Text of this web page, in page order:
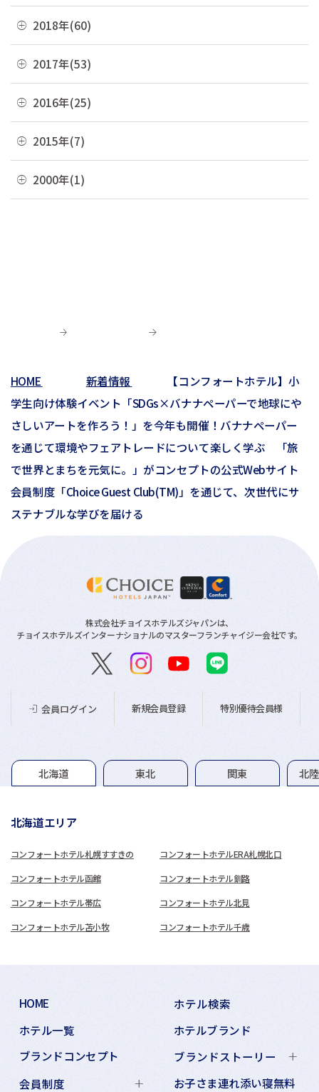
04月(4)
03月(7)
02月(10)
01月(4)
05月(9)
04月(5)
03月(8)
01月(6)
07月(4)
05月(10)
04月(2)
03月(8)
01月(3)
08月(4)
07月(10)
05月(6)
04月(2)
03月(7)
09月(5)
08月(4)
07月(8)
05月(8)
04月(10)
03月(12)
11月(8)
09月(4)
08月(4)
07月(5)
05月(7)
12月(7)
11月(9)
09月(6)
08月(2)
07月(5)
01月(4)
2018年(60)
12月(7)
11月(2)
09月(4)
08月(3)
07月(7)
01月(2)
2017年(53)
12月(2)
11月(4)
09月(1)
03月(6)
01月(3)
2016年(25)
12月(2)
11月(3)
02月(1)
2015年(7)
11月(1)
06月(6)
2000年(1)
HOME 新着情報
【コンフォートホテル】小
学生向け体験イベント「SDGs×バナナペーパーで地球にや
さしいアートを作ろう！」を今年も開催！バナナペーパー
を通じて環境やフェアトレードについて楽しく学ぶ 「旅
で世界とまちを元気に。」がコンセプトの公式Webサイト
会員制度「Choice Guest Club(TM)」を通じて、次世代にサ
ステナブルな学びを届ける
株式会社チョイスホテルズジャパンは、
チョイスホテルズインターナショナルのマスターフランチャイジー会社です。
会員ログイン 新規会員登録 特別優待会員様
グループホテル一覧
北海道 東北 関東 北
北海道エリア
コンフォートホテル札幌すすきの コンフォートホテルERA札幌北口
コンフォートホテル函館 コンフォートホテル釧路
コンフォートホテル帯広 コンフォートホテル北見
コンフォートホテル苫小牧 コンフォートホテル千歳
HOME
ホテル検索
ホテル一覧
ホテルブランド
ブランドコンセプト
ブランドストーリー
会員制度
お子さま連れ添い寝無料